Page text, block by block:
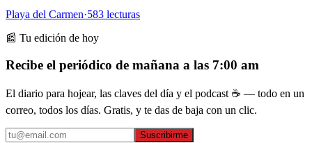
Playa del Carmen·583 lecturas
📰 Tu edición de hoy
Recibe el periódico de mañana a las 7:00 am
El diario para hojear, las claves del día y el podcast ☕ — todo en un
correo, todos los días. Gratis, y te das de baja con un clic.
Suscribirme